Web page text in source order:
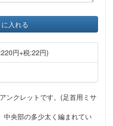
入れる
円+税:22円)
ンクレットです。(足首用ミサ
央部の多少太く編まれてい